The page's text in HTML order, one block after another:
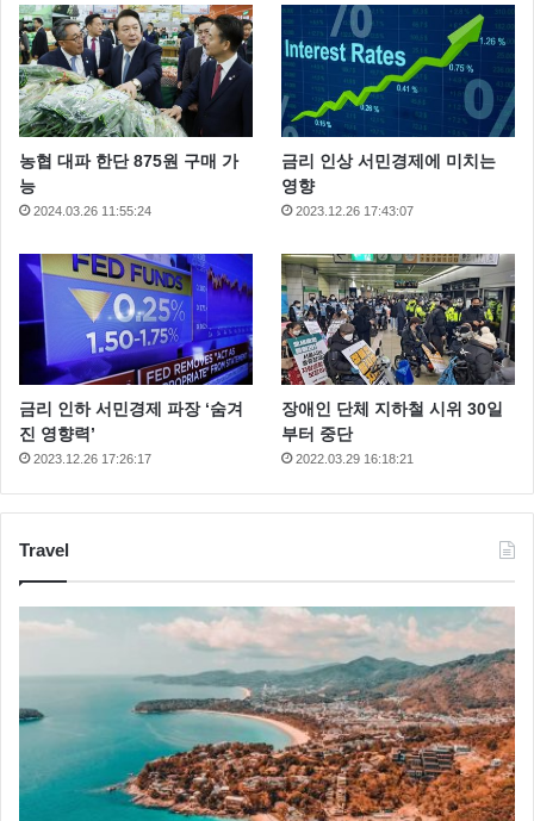
농협 대파 한단 875원 구매 가
능
2024.03.26 11:55:24
금리 인상 서민경제에 미치는
영향
2023.12.26 17:43:07
금리 인하 서민경제 파장 ‘숨겨
진 영향력’
2023.12.26 17:26:17
장애인 단체 지하철 시위 30일
부터 중단
2022.03.29 16:18:21
Travel